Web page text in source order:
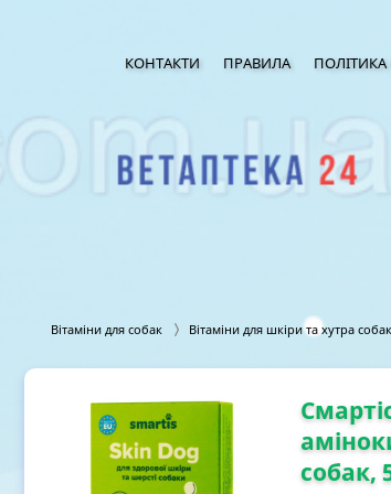
КОНТАКТИ ПРАВИЛА
Вітаміни для собак Вітаміни для шкіри та хутра собак
собак,